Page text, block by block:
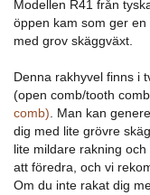
Modellen R41 från
öppen kam som ger
med grov skäggväxt.
Denna rakhyvel finns i
(open comb/tooth
comb) . Man kan
dig med lite grövre
lite mildare rakning
att föredra, och vi
Om du inte rakat dig